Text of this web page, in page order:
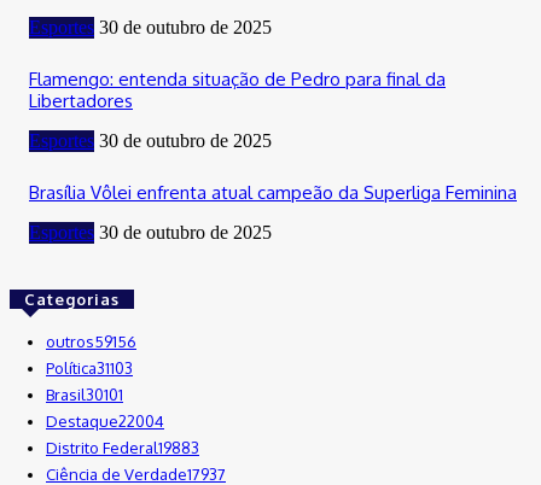
Esportes 30 de outubro de 2025
Flamengo: entenda situação de Pedro para final da
Libertadores
Esportes 30 de outubro de 2025
Brasília Vôlei enfrenta atual campeão da Superliga Feminina
Esportes 30 de outubro de 2025
Categorias
outros59156
Política31103
Brasil30101
Destaque22004
Distrito Federal19883
Ciência de Verdade17937